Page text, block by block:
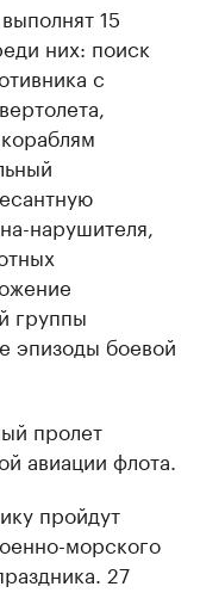
15
них: поиск
с
нарушителя,
группы
эпизоды боевой
пролет
авиации флота.
пройдут
морского
27